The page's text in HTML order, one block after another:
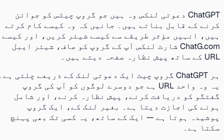
ChatGPT دعوتی لنکس وہ ہیں جو گروپ چیٹس کو جوائن
کرنے کے قابل بناتے ہیں۔ جانیں کہ وہ کیسے کام کرتے
ہیں، انہیں مؤثر طریقے سے کیسے شیئر کریں، اور کیسے
ChatG.com شارٹ لنکس آپ کے گروپ کو صاف، شیئر ایبل
URL کے ساتھ پیش نظارہ صفحہ دیتے ہیں۔
ہر ChatGPT گروپ چیٹ ایک دعوتی لنک کے ذریعے چلتی ہے۔
یہ وہ واحد URL ہے جو دوسرے لوگوں کو آپ کی گروپ
گفتگو کو دریافت کرنے، پیش نظارہ کرنے، اور شامل
ہونے کی اجازت دیتا ہے۔ بغیر لنک کے، ایک گروپ
پوشیدہ ہوتا ہے — ایک کے ساتھ، یہ کسی تک بھی پہنچ
سکتا ہے۔